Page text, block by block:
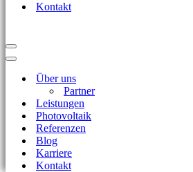
Kontakt
Navigationsmenü
Navigationsmenü
Über uns
Partner
Leistungen
Photovoltaik
Referenzen
Blog
Karriere
Kontakt